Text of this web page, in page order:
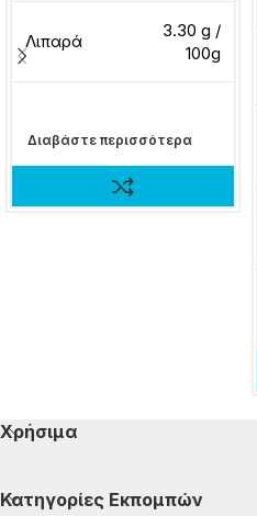
Λιπαρά
3.30 g /
100g
Διαβάστε περισσότερα
Χρήσιμα
Κατηγορίες Εκπομπών